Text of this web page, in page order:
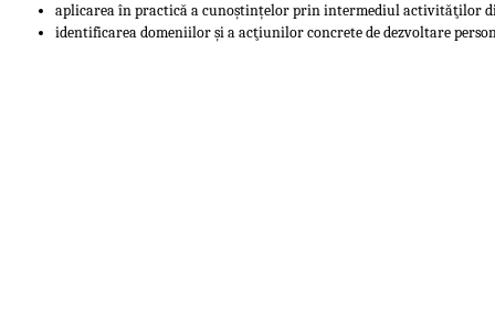
aplicarea în practică a cunoștințelor prin intermediul activităţilor
identificarea domeniilor şi a acţiunilor concrete de dezvoltare